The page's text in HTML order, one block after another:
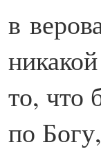
в
то, что
по